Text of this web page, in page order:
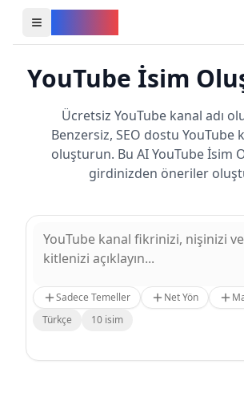
Open all YouTube tools
YouTube İsim
Ücretsiz YouTube kanal adı
Benzersiz, SEO dostu YouTube
oluşturun. Bu AI YouTube İsim
girdinizden öneriler
Sadece Temeller Net Yön
Türkçe
10 isim